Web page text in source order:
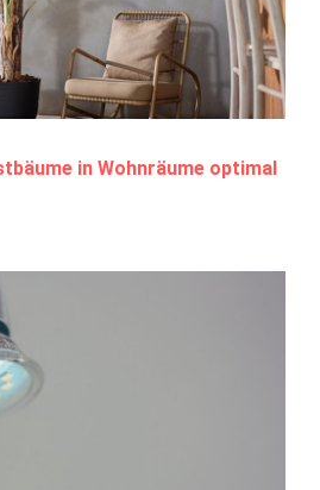
in Wohnräume optimal